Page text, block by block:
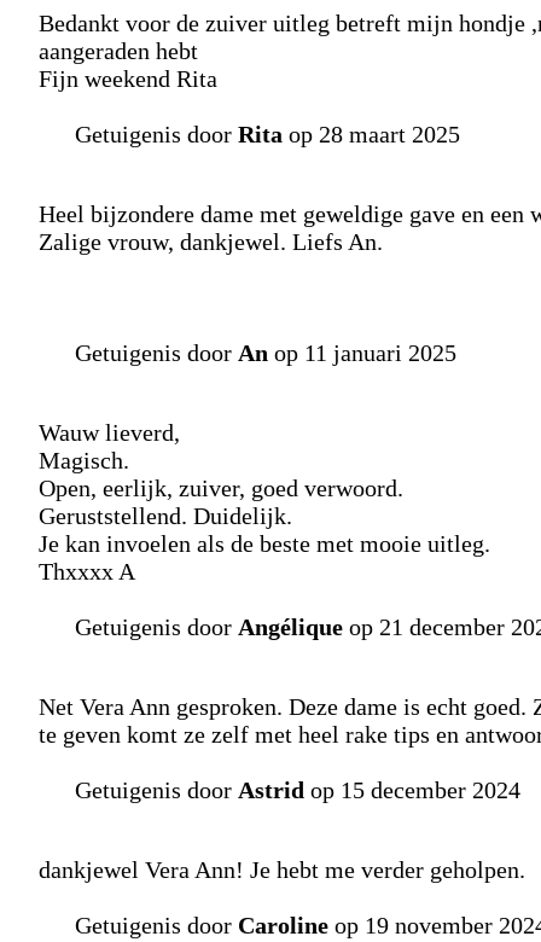
Bedankt voor de zuiver uitleg betreft mijn hondje
aangeraden hebt
Fijn weekend Rita
Getuigenis door Rita op 28 maart 2025
Heel bijzondere dame met geweldige gave en een
Zalige vrouw, dankjewel. Liefs An.
Getuigenis door An op 11 januari 2025
Wauw lieverd,
Magisch.
Open, eerlijk, zuiver, goed verwoord.
Geruststellend. Duidelijk.
Je kan invoelen als de beste met mooie uitleg.
Thxxxx A
Getuigenis door Angélique op 21 december
Net Vera Ann gesproken. Deze dame is echt
te geven komt ze zelf met heel rake tips en
Getuigenis door Astrid op 15 december 2024
dankjewel Vera Ann! Je hebt me verder geholpen.
Getuigenis door Caroline op 19 november